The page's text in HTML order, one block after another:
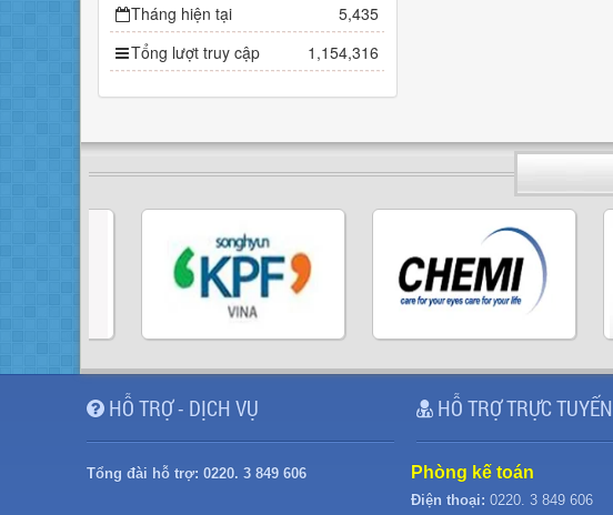
Tháng hiện tại
5,435
Tổng lượt truy cập
1,154,316
HỖ TRỢ - DỊCH VỤ
Tổng đài hỗ trợ: 0220. 3 849 606
HỖ TRỢ TRỰC TUYẾN
Phòng kế toán
Điện thoại: 0220. 3 849 606